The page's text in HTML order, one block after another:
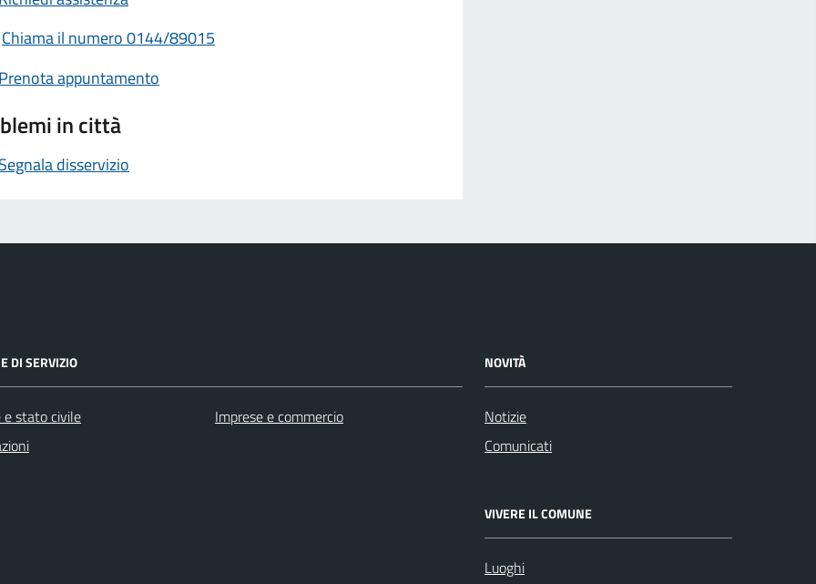
Chiama il numero 0144/89015
Prenota appuntamento
in città
Segnala disservizio
DI SERVIZIO
e stato civile
Imprese e commercio
NOVITÀ
Notizie
Comunicati
VIVERE IL COMUNE
Luoghi